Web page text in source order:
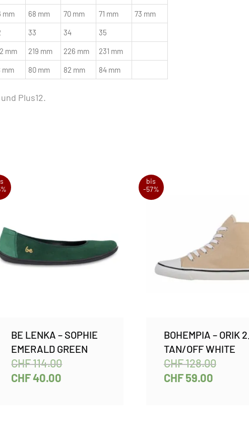
mm 68 mm 70 mm 71 mm 73 mm
33 34 35
mm 219 mm 226 mm 231 mm
mm 80 mm 82 mm 84 mm
Plus12.
BE LENKA – SOPHIE
EMERALD GREEN
CHF114.00
CHF40.00
bis
-57%
BOHEMPIA – ORIK
TAN/OFF WHITE
CHF128.00
CHF59.00